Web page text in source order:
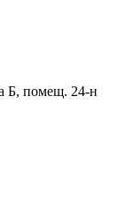
Б, помещ. 24-н